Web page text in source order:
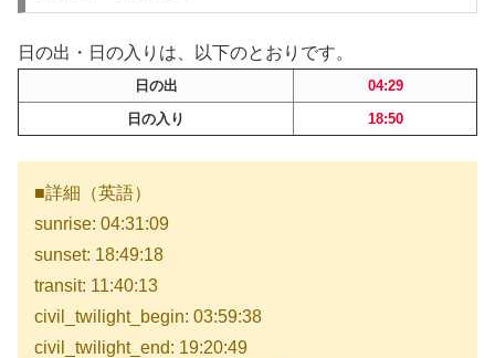
日の出・日の入りは、以下のとおりです。
日の出
04:29
日の入り
18:50
■詳細（英語）
sunrise: 04:31:09
sunset: 18:49:18
transit: 11:40:13
civil_twilight_begin: 03:59:38
civil_twilight_end: 19:20:49